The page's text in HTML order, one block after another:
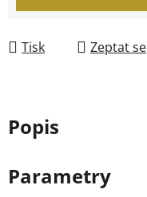
Tisk Zeptat se
Popis
Parametry